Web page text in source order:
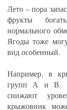
Лето – пора
фрукты
нормального
Ягоды тоже
вид особенный.
Например, в
групп А и В.
снижают
крыжовник